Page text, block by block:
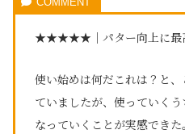
★★★★★｜パター向上に最
使い始めは何だこれは？ と
ていましたが、使っていく
なっていくことが実感できた。